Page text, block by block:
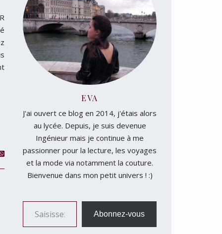
EVA
J'ai ouvert ce blog en 2014, j'étais alors
au lycée. Depuis, je suis devenue
Ingénieur mais je continue à me
passionner pour la lecture, les voyages
et la mode via notamment la couture.
Bienvenue dans mon petit univers ! :)
Saisissez votre adresse e-mail…
Abonnez-vous